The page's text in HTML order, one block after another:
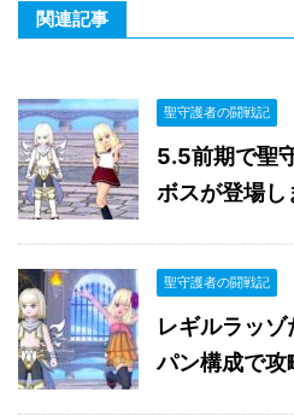
関連記事
聖守護者の闘戦記
5.5前期で聖
ボスが登場し
聖守護者の闘戦記
レギルラッ
パン構成で攻